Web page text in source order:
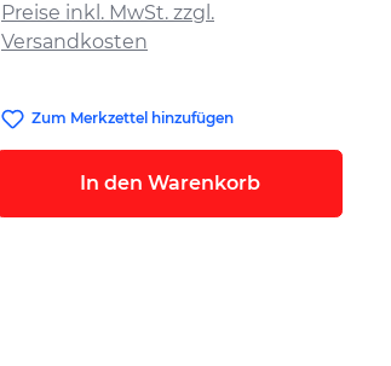
Preise inkl. MwSt. zzgl.
Versandkosten
Zum Merkzettel hinzufügen
In den Warenkorb